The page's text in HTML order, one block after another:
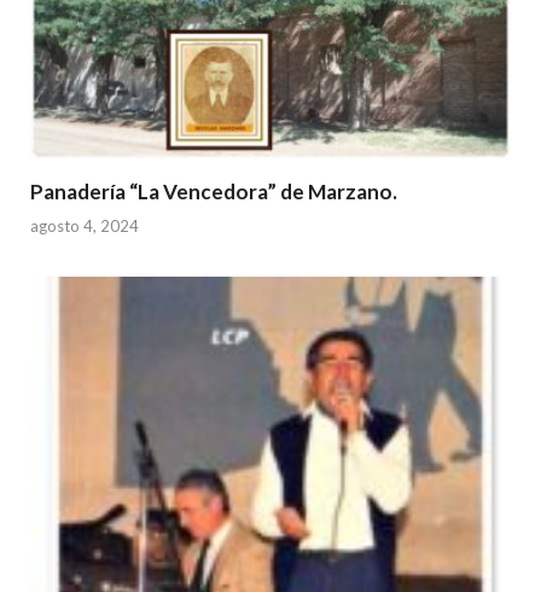
Panadería “La Vencedora” de Marzano.
agosto 4, 2024